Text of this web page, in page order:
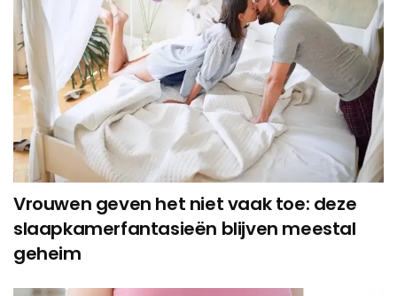
Vrouwen geven het niet vaak toe: deze
slaapkamerfantasieën blijven meestal
geheim